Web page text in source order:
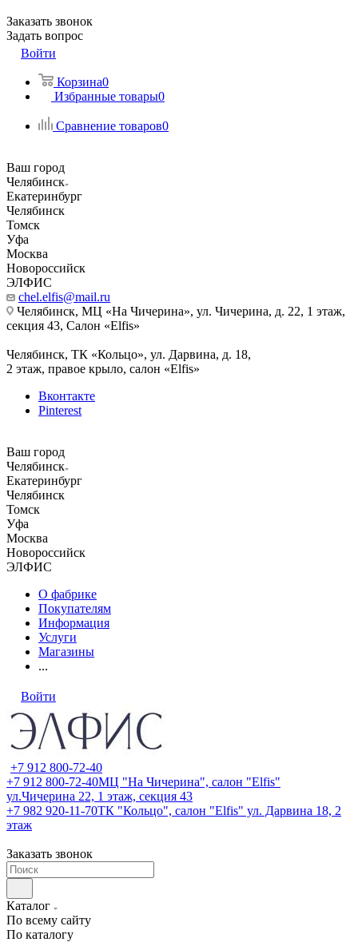
Заказать звонок
Задать вопрос
Войти
Корзина0
Избранные товары0
Сравнение товаров0
Ваш город
Челябинск
Екатеринбург
Челябинск
Томск
Уфа
Москва
Новороссийск
ЭЛФИС
chel.elfis@mail.ru
Челябинск, МЦ «На Чичерина», ул. Чичерина, д. 22, 1 этаж,
секция 43, Салон «Elfis»
Челябинск, ТК «Кольцо», ул. Дарвина, д. 18,
2 этаж, правое крыло, салон «Elfis»
Вконтакте
Pinterest
Ваш город
Челябинск
Екатеринбург
Челябинск
Томск
Уфа
Москва
Новороссийск
ЭЛФИС
О фабрике
Покупателям
Информация
Услуги
Магазины
...
Войти
+7 912 800-72-40
+7 912 800-72-40МЦ "На Чичерина", салон "Elfis"
ул.Чичерина 22, 1 этаж, секция 43
+7 982 920-11-70ТК "Кольцо", салон "Elfis" ул. Дарвина 18, 2
этаж
Заказать звонок
Каталог
По всему сайту
По каталогу